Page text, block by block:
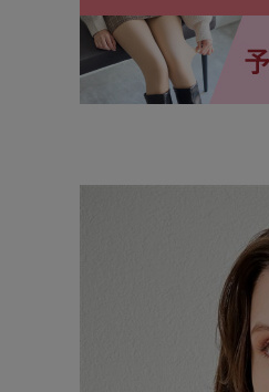
ナイトブラ ノンワイヤー
キャミソール
ルームウェア
カテゴリから探す
ルームウェア
ライフスタイル